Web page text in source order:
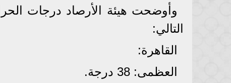
وأوضحت هيئة الأرصاد درجات
التالي:
القاهرة:
​العظمى: 38 درجة.